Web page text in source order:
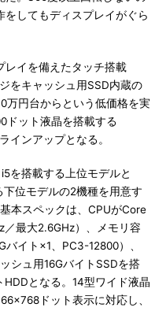
してもディスプレイがぐら
イを備えたタッチ搭載
をキャッシュ用SSD内蔵の
万円台からという低価格を実
ドット液晶を搭載する
インアップとなる。
を搭載する上位モデルと
位モデルの2機種を用意す
本スペックは、CPUがCore
／最大2.6GHz）、メモリ容
バイト×1、PC3-12800）、
シュ用16GバイトSSDを搭
HDDとなる。14型ワイド液晶
ドット表示に対応し、